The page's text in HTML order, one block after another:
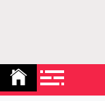
Kunda